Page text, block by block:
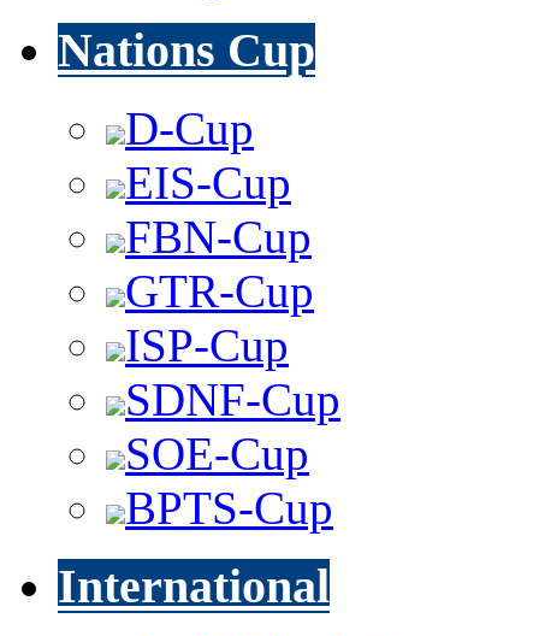
Nations Cup
D-Cup
EIS-Cup
FBN-Cup
GTR-Cup
ISP-Cup
SDNF-Cup
SOE-Cup
BPTS-Cup
International